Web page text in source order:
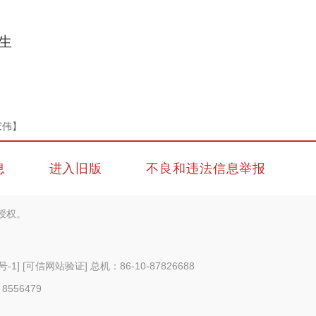
】
进入旧版 不良和违法信息举报
。
-1] [可信网站验证] 总机：86-10-87826688
/ 8556479